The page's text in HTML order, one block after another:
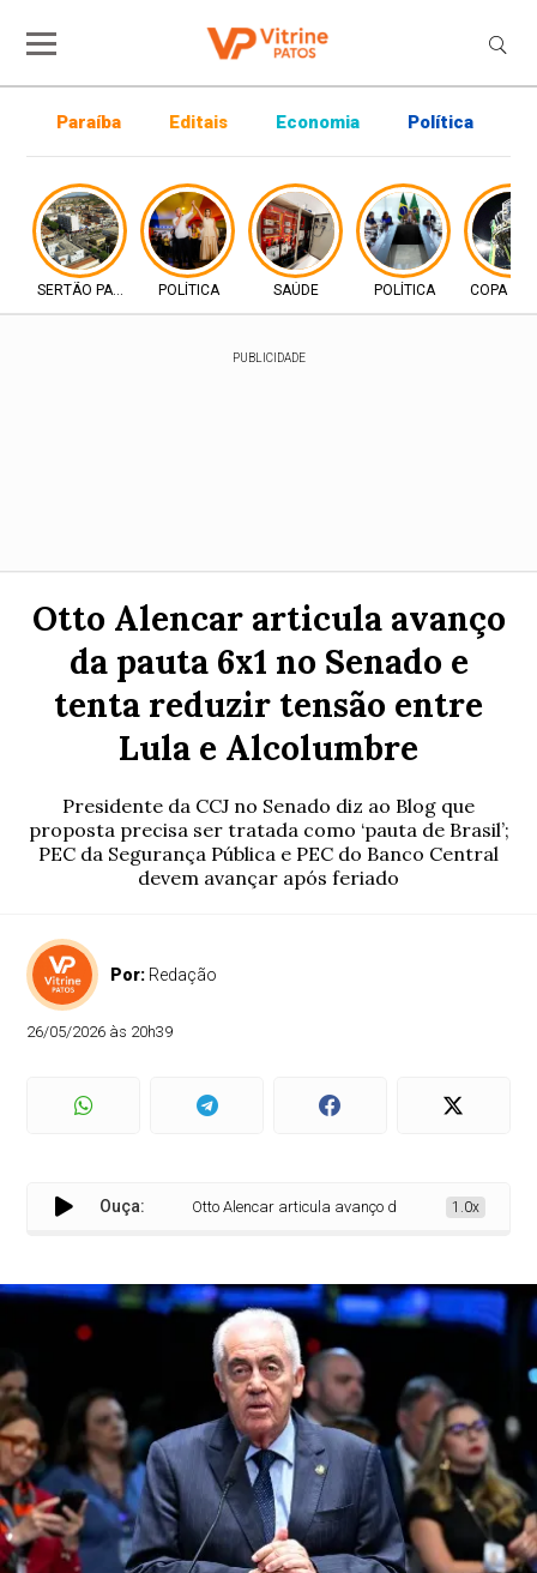
Paraíba Editais Economia Política
SERTÃO PARAIBANOPOLÍTICA SAÚDE POLÍTICA COPA DO
PUBLICIDADE
Otto Alencar articula avanço
da pauta 6x1 no Senado e
tenta reduzir tensão entre
Lula e Alcolumbre
Presidente da CCJ no Senado diz ao Blog que
proposta precisa ser tratada como ‘pauta de Brasil’;
PEC da Segurança Pública e PEC do Banco Central
devem avançar após feriado
Por: Redação
26/05/2026 às 20h39
Ouça: Otto Alencar articula avanço da pauta 6x1 no Senado
1.0x